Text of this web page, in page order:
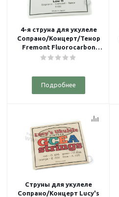
4-я струна для укулеле
Сопрано/Концерт/Тенор
Fremont Fluorocarbon
Clear Low G String STR-
Подробнее
Струны для укулеле
Сопрано/Концерт Lucy's